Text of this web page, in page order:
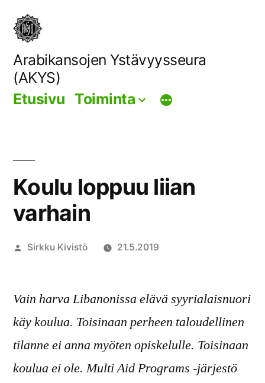
Siirry
sisältöön
Arabikansojen Ystävyysseura
(AKYS)
Etusivu Toiminta
Koulu loppuu liian
varhain
Artikkelin
Sirkku Kivistö 21.5.2019
Vain harva Libanonissa elävä syyrialaisnuori
käy koulua. Toisinaan perheen taloudellinen
tilanne ei anna myöten opiskelulle. Toisinaan
koulua ei ole. Multi Aid Programs -järjestö